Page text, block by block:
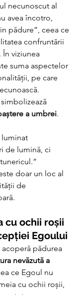
necunoscut al
avea încotro,
pădure”, ceea ce
confruntării
viziunea
suma aspectelor
pe care
a umbrei.
luminat
de lumină, ci
doar un loc al
de
cu ochii roșii
Egoului
acoperă pădurea
nevăzută a
ce Egoul nu
cu ochii roșii,